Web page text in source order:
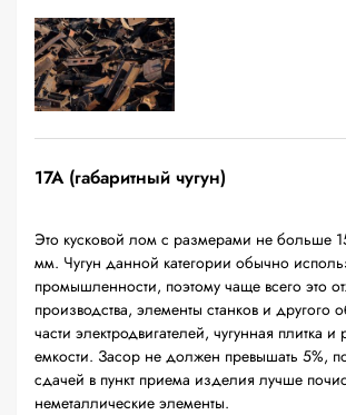
17А (габаритный чугун)
Это кусковой лом с размерами не больше
мм. Чугун данной категории обычно
промышленности, поэтому чаще всего это
производства, элементы станков и другого
части электродвигателей, чугунная плитка
емкости. Засор не должен превышать 5%,
сдачей в пункт приема изделия лучше
неметаллические элементы.